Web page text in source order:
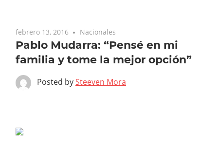
febrero 13, 2016 Nacionales
Pablo Mudarra: “Pensé en mi
familia y tome la mejor opción”
Posted bySteeven Mora